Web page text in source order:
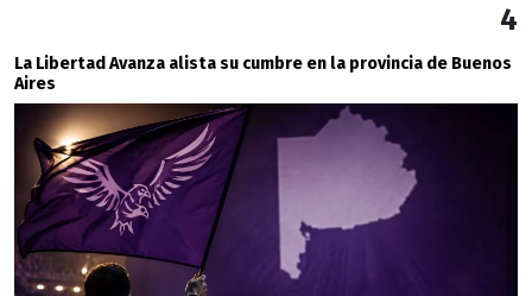
4
La Libertad Avanza alista su cumbre en la provincia de Buenos
Aires